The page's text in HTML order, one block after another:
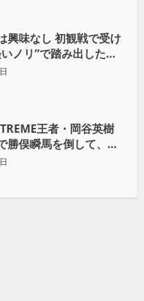
興味なし 初観戦で受け
ノリ”で踏み出したプ
王者・岡谷英樹
勝俣瞬馬を倒して、初
者”になれる」